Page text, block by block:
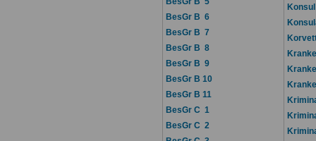
BesGr B 6
BesGr B 7
BesGr B 8
BesGr B 9
BesGr B 10
BesGr B 11
BesGr C 1
BesGr C 2